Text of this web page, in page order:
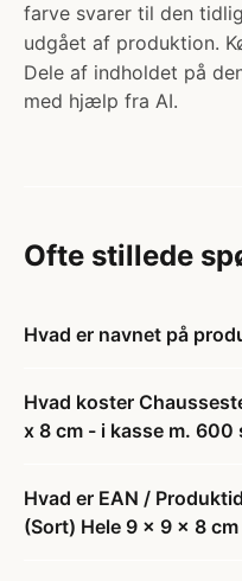
farve svarer til den
udgået af produktion.
Dele af indholdet på
med hjælp fra AI.
Ofte stillede
Hvad er navnet på
Hvad koster
x 8 cm - i kasse m. 600
Hvad er EAN /
(Sort) Hele 9 x 9 x 8